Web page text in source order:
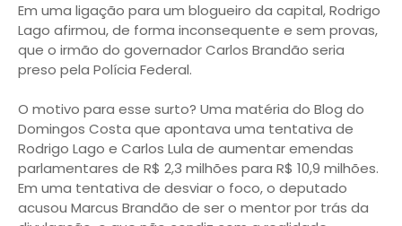
Em uma ligação para um blogueiro da capital, Rodrigo
Lago afirmou, de forma inconsequente e sem provas,
que o irmão do governador Carlos Brandão seria
preso pela Polícia Federal.
O motivo para esse surto? Uma matéria do Blog do
Domingos Costa que apontava uma tentativa de
Rodrigo Lago e Carlos Lula de aumentar emendas
parlamentares de R$ 2,3 milhões para R$ 10,9 milhões.
Em uma tentativa de desviar o foco, o deputado
acusou Marcus Brandão de ser o mentor por trás da